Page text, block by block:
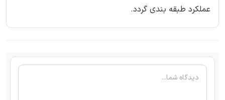
عملکرد طبقه بندی گردد.